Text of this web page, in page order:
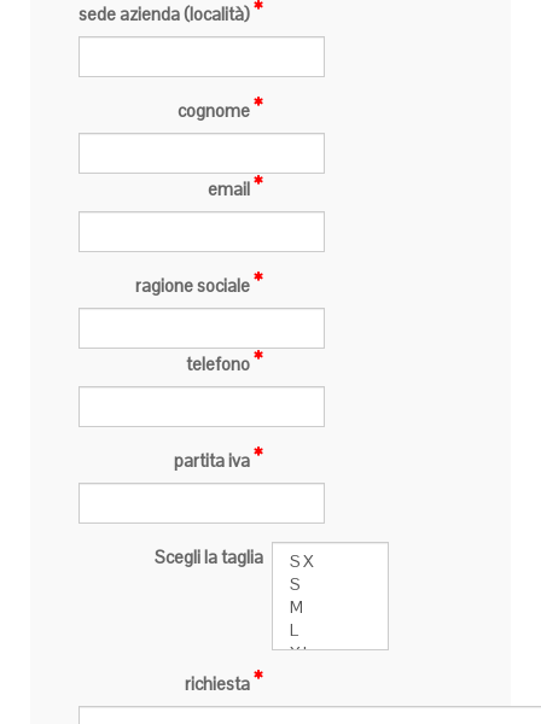
sede azienda (località)
cognome
email
ragione sociale
telefono
partita iva
Scegli la taglia
richiesta